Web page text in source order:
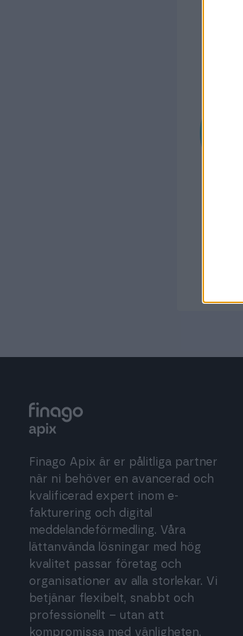
Finago Apix är er pålitliga partner
när ni behöver en avancerad och
kvalificerad expert inom e-
fakturering och digital
meddelandeförmedling. Våra
lättanvända lösningar med hög
kvalitet passar företag och
organisationer av alla storlekar. Vi
betjänar flexibelt, snabbt och
professionellt – utan att
kompromissa med vänligheten.